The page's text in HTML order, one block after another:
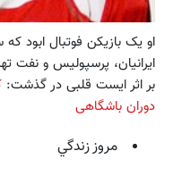
او یک بازیکن فوتبال ابود
بر اثر ایست قلبی در گذشت:
دوران باشگاهی
مروز زندگي